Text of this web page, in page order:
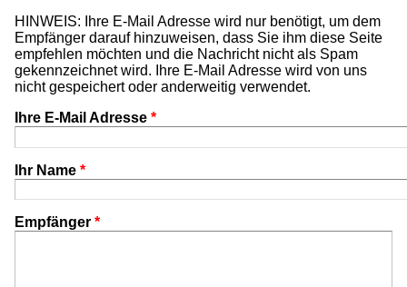
HINWEIS: Ihre E-Mail Adresse wird nur benötigt, um dem
Empfänger darauf hinzuweisen, dass Sie ihm diese Seite
empfehlen möchten und die Nachricht nicht als Spam
gekennzeichnet wird. Ihre E-Mail Adresse wird von uns
nicht gespeichert oder anderweitig verwendet.
Ihre E-Mail Adresse *
Ihr Name *
Empfänger *